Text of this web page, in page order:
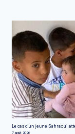
Le cas d'un jeune Sahraoui
7 août 2026